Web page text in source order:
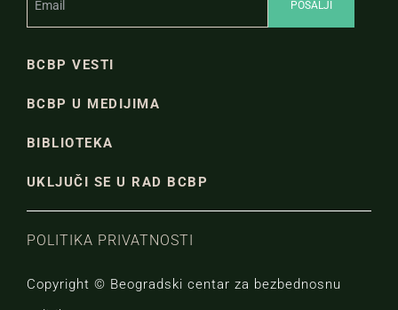
BCBP VESTI
BCBP U MEDIJIMA
BIBLIOTEKA
UKLJUČI SE U RAD BCBP
POLITIKA PRIVATNOSTI
Copyright © Beogradski centar za bezbednosnu